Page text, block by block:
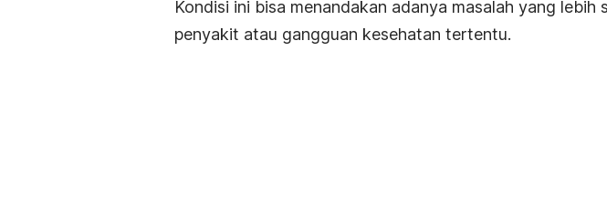
Kondisi ini bisa menandakan adanya masalah yang lebih
penyakit atau gangguan kesehatan tertentu.